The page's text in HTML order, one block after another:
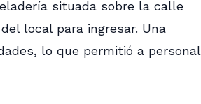
situada sobre la calle
local para ingresar. Una
lo que permitió a personal